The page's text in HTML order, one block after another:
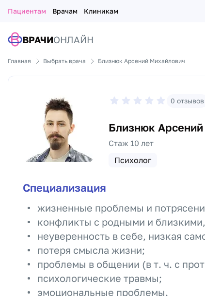
Пациентам Врачам Клиникам
ВРАЧИОНЛАЙН
Главная Выбрать врача Близнюк Арсений Михайлович
0 отзывов
Близнюк
Стаж 10 лет
Психолог
Специализация
жизненные проблемы и
конфликты с родными и
неуверенность в себе, низкая
потеря смысла жизни;
проблемы в общении (в т. ч. с
психологические травмы;
эмоциональные проблемы.